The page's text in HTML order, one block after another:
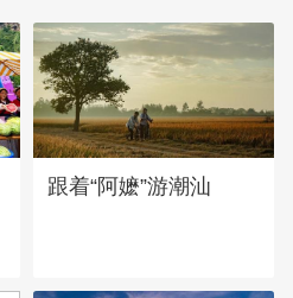
跟着“阿嬷”游潮汕